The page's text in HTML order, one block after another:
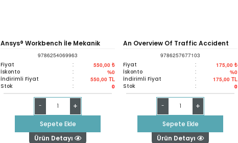
Ansys® Workbench İle Mekanik
Analizler
9786254069963
Fiyat : 550,00 ₺
İskonto : %0
İndirimli Fiyat : 550,00 TL
Stok : 0
- +
Sepete Ekle
Ürün Detayı
An Overview Of Traffic Accident
Prediction Models
9786257677103
Fiyat : 175,00 ₺
İskonto : %0
İndirimli Fiyat : 175,00 TL
Stok : 0
- +
Sepete Ekle
Ürün Detayı